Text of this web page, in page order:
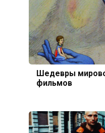
Шедевры
фильмов